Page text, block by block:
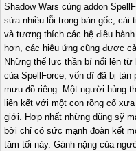
Shadow Wars cùng addon
sửa nhiều lỗi trong bản gốc, cải
và tương thích các hệ điều
hơn, các hiệu ứng cũng được
Những thế lực thần bí nổi lên từ
của SpellForce, vốn dĩ đã bị
mưu đồ riêng. Một người hùng
liên kết với một con rồng cổ
giới. Hợp nhất những dũng sỹ
bởi chỉ có sức mạnh đoàn kết
tăm tối này. Gánh nặng của